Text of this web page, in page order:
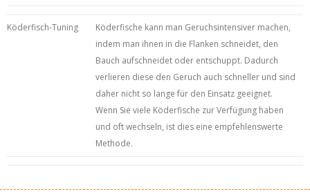
Köderfisch-Tuning
Köderfische kann man Geruchsintensiver machen,
indem man ihnen in die Flanken schneidet, den
Bauch aufschneidet oder entschuppt. Dadurch
verlieren diese den Geruch auch schneller und sind
daher nicht so lange für den Einsatz geeignet.
Wenn Sie viele Köderfische zur Verfügung haben
und oft wechseln, ist dies eine empfehlenswerte
Methode.